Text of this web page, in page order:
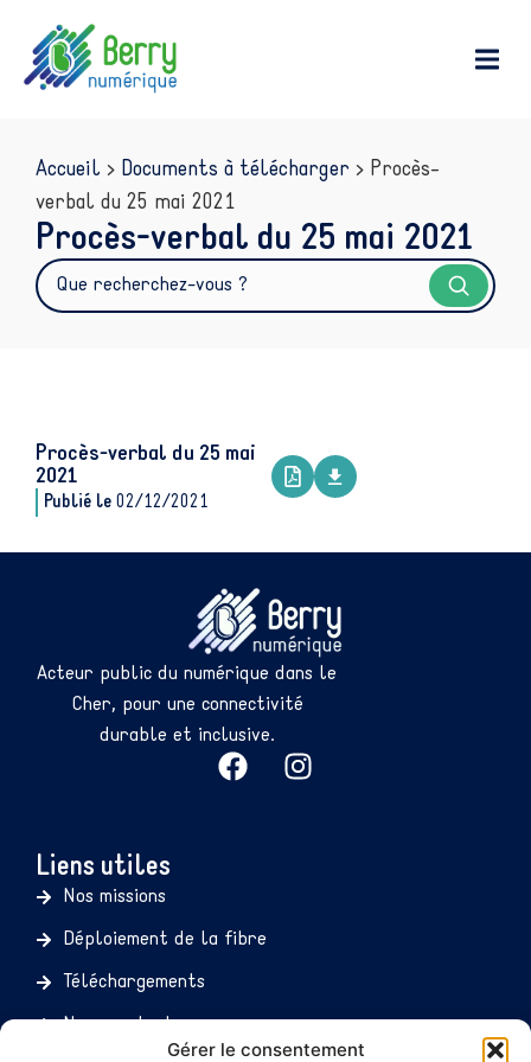
Gérer le consentement
principal
Accueil > Documents à télécharger > Procès-
verbal du 25 mai 2021
Procès-verbal du 25 mai 2021
Procès-verbal du 25 mai
2021
Publié le 02/12/2021
Acteur public du numérique dans le
Cher, pour une connectivité
durable et inclusive.
Liens utiles
Nos missions
Déploiement de la fibre
Téléchargements
Nous contacter